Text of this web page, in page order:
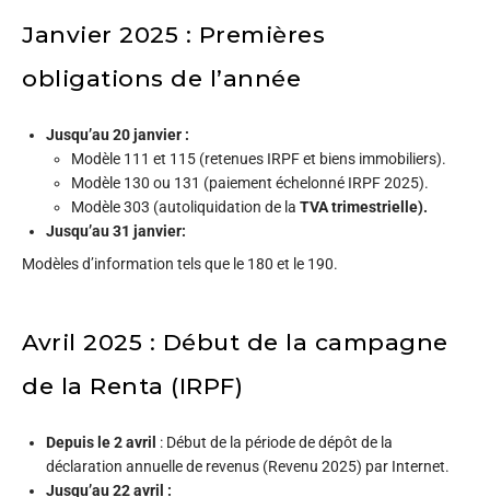
Janvier 2025 : Premières
obligations de l’année
Jusqu’au 20 janvier :
Modèle 111 et 115 (retenues IRPF et biens immobiliers).
Modèle 130 ou 131 (paiement échelonné IRPF 2025).
Modèle 303 (autoliquidation de la TVA trimestrielle).
Jusqu’au 31 janvier:
Modèles d’information tels que le 180 et le 190.
Avril 2025 : Début de la campagne
de la Renta (IRPF)
Depuis le 2 avril : Début de la période de dépôt de la
déclaration annuelle de revenus (Revenu 2025) par Internet.
Jusqu’au 22 avril :